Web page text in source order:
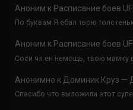
Аноним к Расписание боев
По буквам Я ебал твою
Аноним к Расписание боев
Соси чл.ен немощь, твою мамку
Анонимно к Доминик Круз —
Спасибо что выложили этот